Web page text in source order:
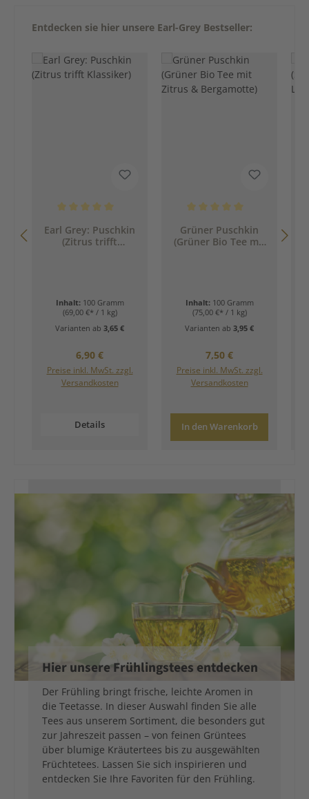
Produktgalerie überspringen
Entdecken sie hier unsere Earl-Grey Bestseller:
Earl Grey: Puschkin
(Zitrus trifft
Inhalt: 100 Gramm
(69,00 €* / 1 kg)
Varianten ab 3,65 €
Regulärer Preis:
6,90 €
Preise inkl. MwSt. zzgl.
Versandkosten
Details
Grüner Puschkin
(Grüner Bio Tee mit
Inhalt: 100 Gramm
(75,00 €* / 1 kg)
Varianten ab 3,95 €
Regulärer Preis:
7,50 €
Preise inkl. MwSt. zzgl.
Versandkosten
In den Warenkorb
Hier unsere Frühlingstees entdecken
Der Frühling bringt frische, leichte Aromen in
die Teetasse. In dieser Auswahl finden Sie alle
Tees aus unserem Sortiment, die besonders gut
zur Jahreszeit passen – von feinen Grüntees
über blumige Kräutertees bis zu ausgewählten
Früchtetees. Lassen Sie sich inspirieren und
entdecken Sie Ihre Favoriten für den Frühling.